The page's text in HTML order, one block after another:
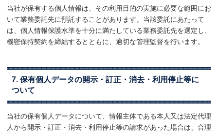
当社が保有する個人情報は、その利用目的の実施に必要な範囲にお
いて業務委託先に預託することがあります。当該委託にあたって
は、個人情報保護水準を十分に満たしている業務委託先を選定し、
機密保持契約を締結するとともに、適切な管理監督を行います。
7. 保有個人データの開示・訂正・消去・利用停止等に
ついて
当社の保有個人データについて、情報主体である本人又は法定代理
人から開示・訂正・消去・利用停止等の請求があった場合は、合理